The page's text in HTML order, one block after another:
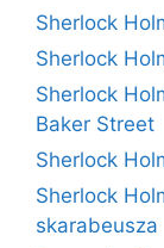
Sherlock
Sherlock
Sherlock
Baker Street
Sherlock
Sherlock
skarabeusza